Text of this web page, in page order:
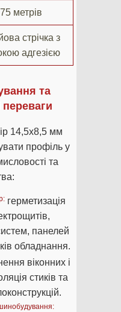
75 метрів
стрічка з
адгезією
та
14,5х8,5 мм
профіль у
та
герметизація
панелей
обладнання.
віконних і
стиків та